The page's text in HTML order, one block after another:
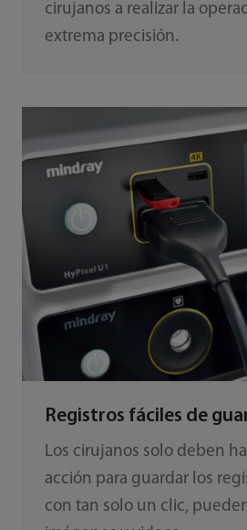
cirujanos a realizar la
extrema precisión.
Registros fáciles de
Los cirujanos solo deben
acción para guardar los
con tan solo un clic,